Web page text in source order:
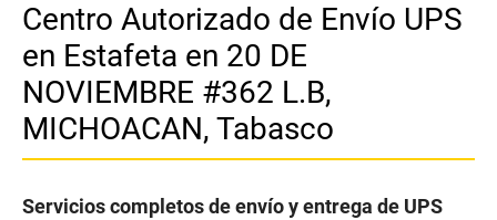
Centro Autorizado de Envío UPS
en Estafeta en 20 DE
NOVIEMBRE #362 L.B,
MICHOACAN, Tabasco
Servicios completos de envío y entrega de UPS